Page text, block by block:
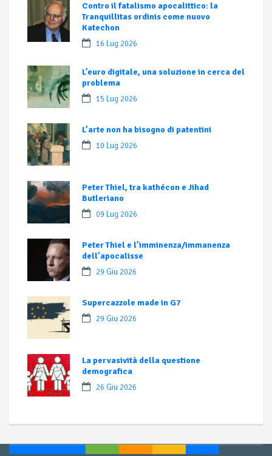
Contro il fatalismo apocalittico: la
Tranquillitas ordinis come nuovo
Katechon
16 Lug 2026
L’euro digitale, una soluzione in cerca del
problema
15 Lug 2026
L’arte non ha bisogno di patentini
10 Lug 2026
Peter Thiel, tra kathécon e Jihad
Butleriano
09 Lug 2026
Peter Thiel e l’imminenza/immanenza
dell’apocalisse
29 Giu 2026
Supercazzole made in G7
29 Giu 2026
La pervasività della questione
demografica
26 Giu 2026